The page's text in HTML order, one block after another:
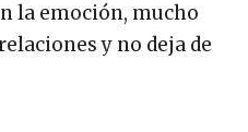
la emoción, mucho
y no deja de